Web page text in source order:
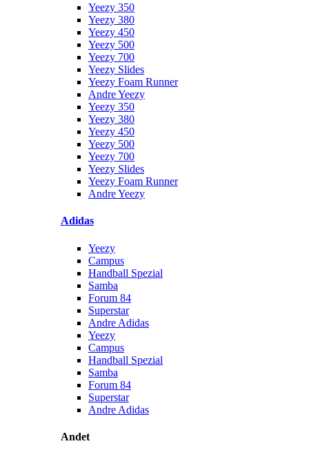
Yeezy 350
Yeezy 380
Yeezy 450
Yeezy 500
Yeezy 700
Yeezy Slides
Yeezy Foam Runner
Andre Yeezy
Yeezy 350
Yeezy 380
Yeezy 450
Yeezy 500
Yeezy 700
Yeezy Slides
Yeezy Foam Runner
Andre Yeezy
Adidas
Yeezy
Campus
Handball Spezial
Samba
Forum 84
Superstar
Andre Adidas
Yeezy
Campus
Handball Spezial
Samba
Forum 84
Superstar
Andre Adidas
Andet